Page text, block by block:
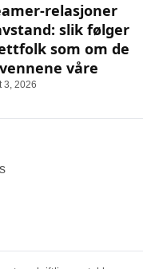
relasjoner
slik følger
som om de
våre
3, 2026